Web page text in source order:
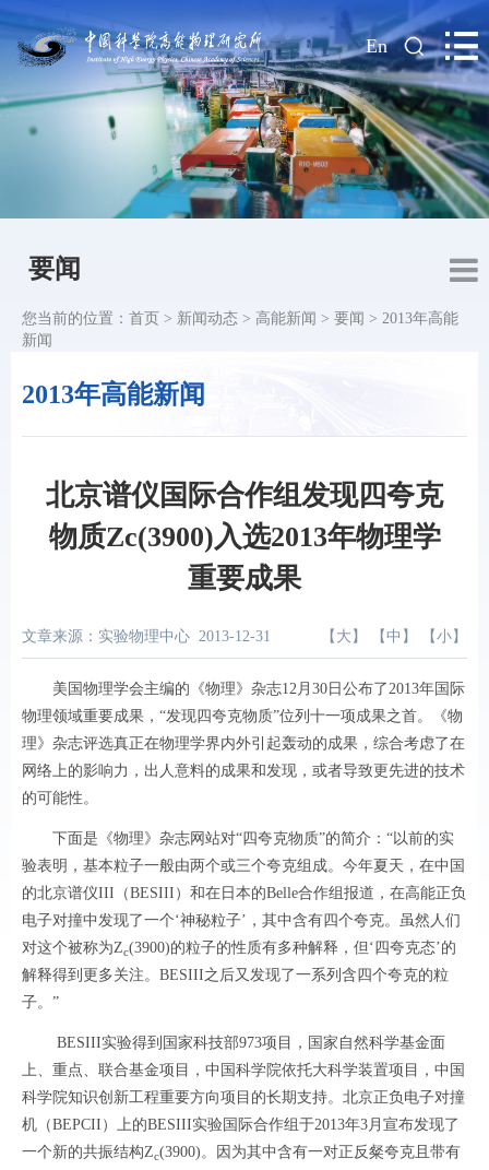
| En
要闻
2013年高能新闻
您当前的位置： 首页 > 新闻动态 > 高能新闻 > 要闻 > 2013年高能
新闻
北京谱仪国际合作组发现四夸克
物质Zc(3900)入选2013年物理学
重要成果
文章来源：实验物理中心 2013-12-31 【 大 】 【 中 】 【 小 】
美国物理学会主编的《物理》杂志12月30日公布了2013年国际
物理领域重要成果，“发现四夸克物质”位列十一项成果之首。《物
理》杂志评选真正在物理学界内外引起轰动的成果，综合考虑了在
网络上的影响力，出人意料的成果和发现，或者导致更先进的技术
的可能性。
下面是《物理》杂志网站对“四夸克物质”的简介：“以前的实
验表明，基本粒子一般由两个或三个夸克组成。今年夏天，在中国
的北京谱仪III（BESIII）和在日本的Belle合作组报道，在高能正负
电子对撞中发现了一个‘神秘粒子’，其中含有四个夸克。虽然人们
对这个被称为Zc(3900)的粒子的性质有多种解释，但‘四夸克态’的
解释得到更多关注。BESIII之后又发现了一系列含四个夸克的粒
子。”
BESIII实验得到国家科技部973项目，国家自然科学基金面
上、重点、联合基金项目，中国科学院依托大科学装置项目，中国
科学院知识创新工程重要方向项目的长期支持。北京正负电子对撞
机（BEPCII）上的BESIII实验国际合作组于2013年3月宣布发现了
一个新的共振结构Zc(3900)。因为其中含有一对正反粲夸克且带有